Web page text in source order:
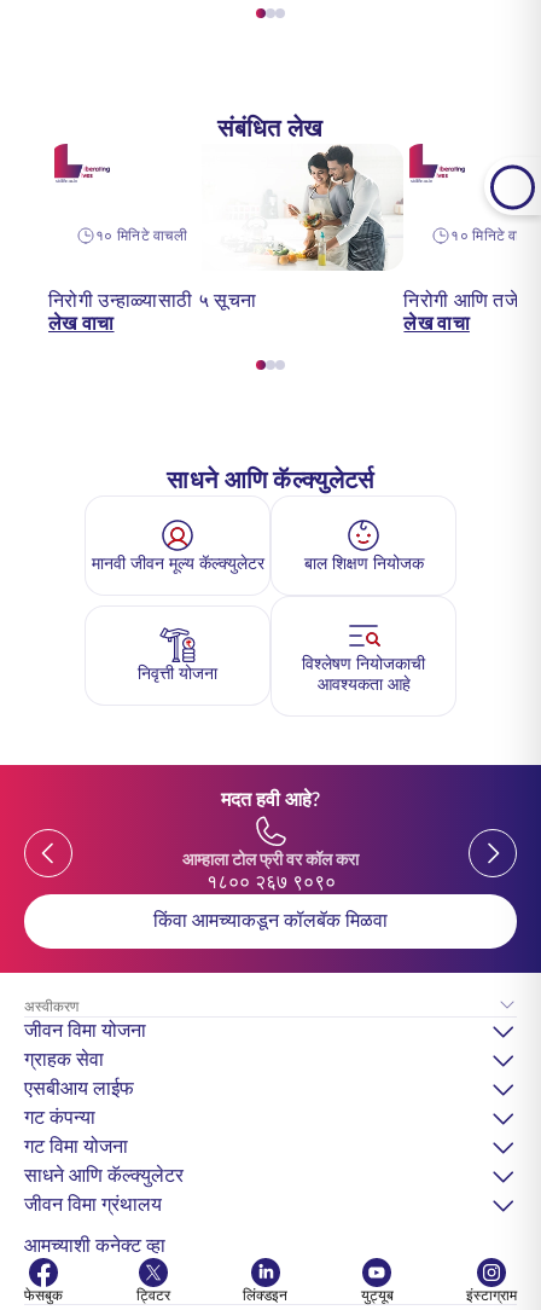
संबंधित लेख
१० मिनिटे वाचली
निरोगी उन्हाळ्यासाठी ५ सूचना
लेख वाचा
१० मिनिटे
निरोगी आणि
लेख वाचा
साधने आणि कॅल्क्युलेटर्स
मानवी जीवन मूल्य कॅल्क्युलेटर बाल शिक्षण नियोजक
निवृत्ती योजना
विश्लेषण नियोजकाची
आवश्यकता आहे
मदत हवी आहे?
Previous
आम्हाला टोल फ्री वर कॉल करा
१८०० २६७ ९०९०
Previous
किंवा आमच्याकडून कॉलबॅक मिळवा
अस्वीकरण
जीवन विमा योजना
ग्राहक सेवा
एसबीआय लाईफ
गट कंपन्या
गट विमा योजना
साधने आणि कॅल्क्युलेटर
जीवन विमा ग्रंथालय
आमच्याशी कनेक्ट व्हा
फेसबुक ट्विटर लिंक्डइन युट्यूब
इंस्टाग्राम